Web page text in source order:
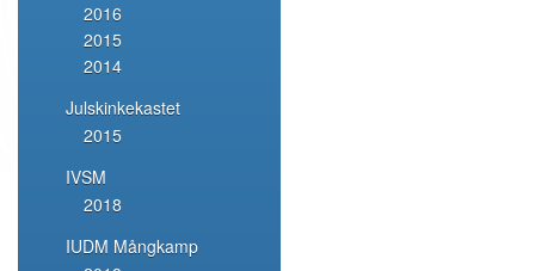
2016
2015
2014
Julskinkekastet
2015
IVSM
2018
IUDM Mångkamp